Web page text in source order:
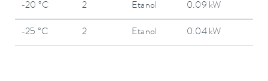
-20 °C 2 Etanol 0.09 kW
-25 °C 2 Etanol 0.04 kW